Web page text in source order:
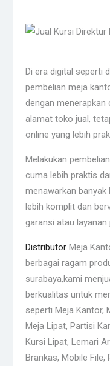
Di era digital seperti
pembelian meja
dengan menerapkan
alamat toko jual,
online yang lebih
Melakukan
cuma lebih praktis
menawarkan banyak
lebih komplit dan
garansi atau layanan
DistributorMeja
berbagai ragam
surabaya,kami
berkualitas untuk
seperti Meja Kantor,
Meja Lipat, Partisi
Kursi Lipat, Lemari
Brankas, Mobile File,